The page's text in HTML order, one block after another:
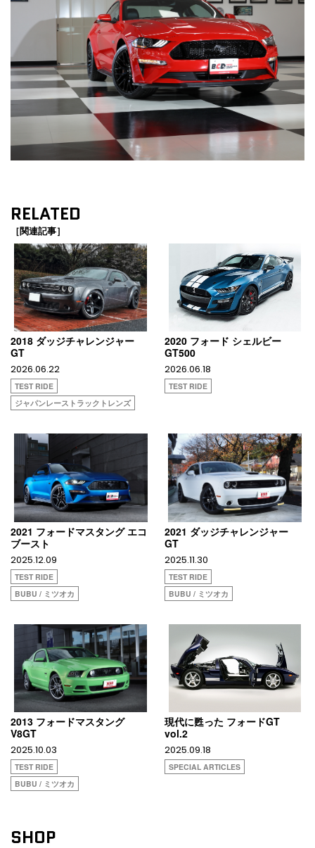
RELATED
［関連記事］
2018 ダッジチャレンジャー
GT
2026.06.22
TEST RIDE
ジャパンレーストラックトレンズ
2020 フォード シェルビー
GT500
2026.06.18
TEST RIDE
2021 フォードマスタング エコ
ブースト
2025.12.09
TEST RIDE
BUBU / ミツオカ
2021 ダッジチャレンジャー
GT
2025.11.30
TEST RIDE
BUBU / ミツオカ
2013 フォードマスタング
V8GT
2025.10.03
TEST RIDE
BUBU / ミツオカ
現代に甦った フォードGT
vol.2
2025.09.18
SPECIAL ARTICLES
SHOP